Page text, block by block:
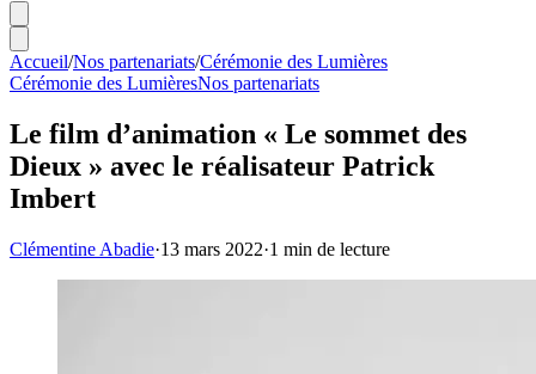
Accueil/Nos partenariats/Cérémonie des Lumières
Cérémonie des LumièresNos partenariats
Le film d’animation « Le sommet des
Dieux » avec le réalisateur Patrick
Imbert
Clémentine Abadie·13 mars 2022·1 min de lecture